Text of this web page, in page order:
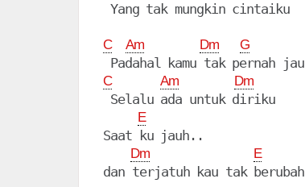
C Am Dm G
C Am Dm
Selalu ada untuk diriku
E
Saat ku jauh..
Dm E
dan terjatuh kau tak berubah